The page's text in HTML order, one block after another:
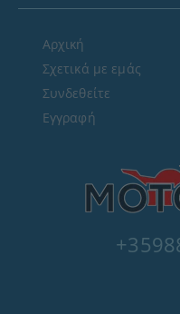
Αρχική
Σχετικά με εμάς
Συνδεθείτε
Εγγραφή